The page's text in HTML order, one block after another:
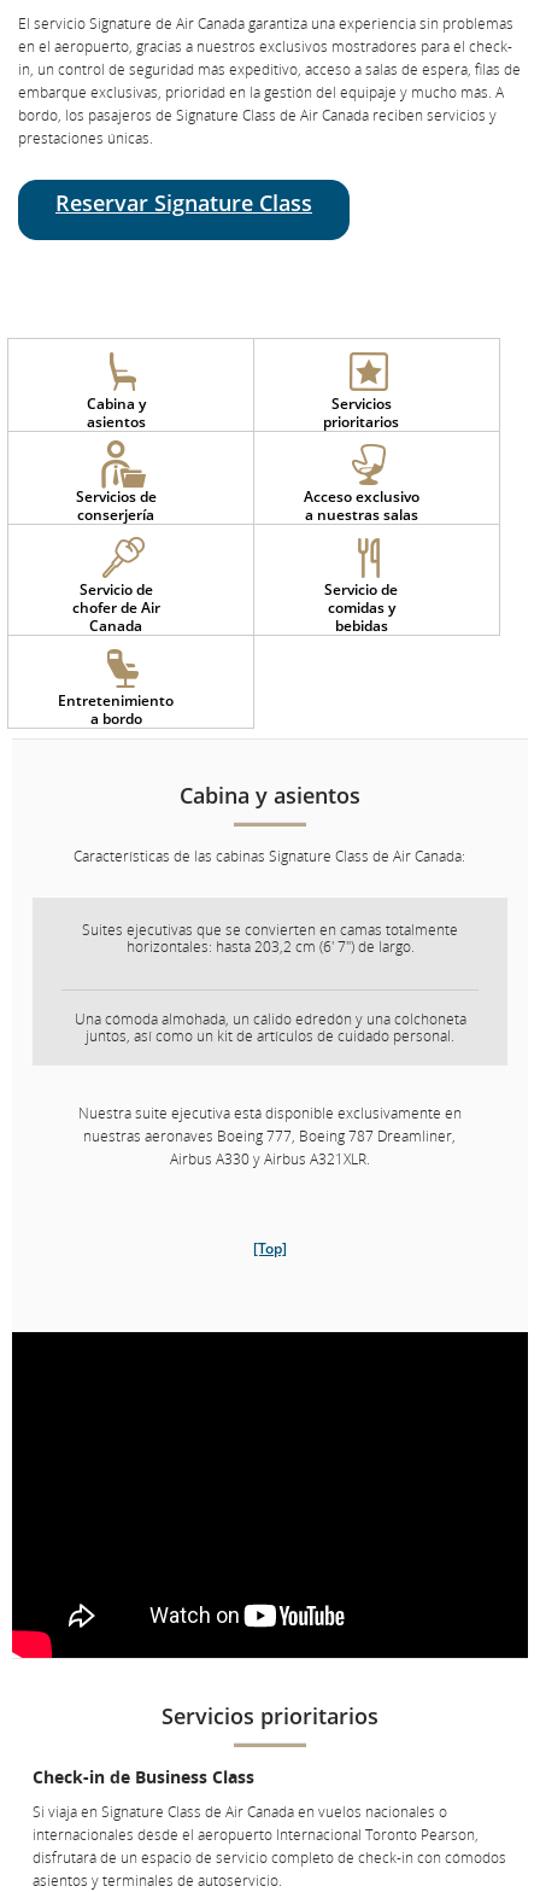
El servicio Signature de Air Canada garantiza una experiencia sin problemas
en el aeropuerto, gracias a nuestros exclusivos mostradores para el check-
in, un control de seguridad más expeditivo, acceso a salas de espera, filas de
embarque exclusivas, prioridad en la gestión del equipaje y mucho más. A
bordo, los pasajeros de Signature Class de Air Canada reciben servicios y
prestaciones únicas.
Reservar Signature Class
Cabina y
asientos
Servicios
prioritarios
Servicios de
conserjería
Acceso exclusivo
a nuestras salas
Servicio de
chofer de Air
Canada
Servicio de
comidas y
bebidas
Entretenimiento
a bordo
Cabina y asientos
Características de las cabinas Signature Class de Air Canada:
Suites ejecutivas que se convierten en camas totalmente
horizontales: hasta 203,2 cm (6' 7") de largo.
Una cómoda almohada, un cálido edredón y una colchoneta
juntos, así como un kit de artículos de cuidado personal.
Nuestra suite ejecutiva está disponible exclusivamente en
nuestras aeronaves Boeing 777, Boeing 787 Dreamliner,
Airbus A330 y Airbus A321XLR.
[Top]
Servicios prioritarios
Check-in de Business Class
Si viaja en Signature Class de Air Canada en vuelos nacionales o
internacionales desde el aeropuerto Internacional Toronto Pearson,
disfrutará de un espacio de servicio completo de check-in con cómodos
asientos y terminales de autoservicio.